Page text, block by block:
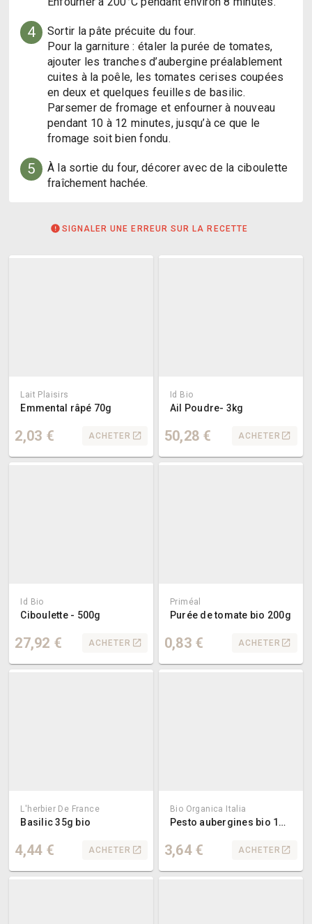
4
Sortir la pâte précuite du four.
Pour la garniture : étaler la purée de tomates,
ajouter les tranches d’aubergine préalablement
cuites à la poêle, les tomates cerises coupées
en deux et quelques feuilles de basilic.
Parsemer de fromage et enfourner à nouveau
pendant 10 à 12 minutes, jusqu’à ce que le
fromage soit bien fondu.
5
À la sortie du four, décorer avec de la ciboulette
fraîchement hachée.
SIGNALER UNE ERREUR SUR LA RECETTE
Lait Plaisirs
Emmental râpé 70g
2,03 € ACHETER
Id Bio
Ail Poudre- 3kg
50,28 € ACHETER
Id Bio
Ciboulette - 500g
27,92 € ACHETER
Priméal
Purée de tomate bio 200g
0,83 € ACHETER
L'herbier De France
Basilic 35g bio
4,44 € ACHETER
Bio Organica Italia
Pesto aubergines bio 140g
3,64 € ACHETER